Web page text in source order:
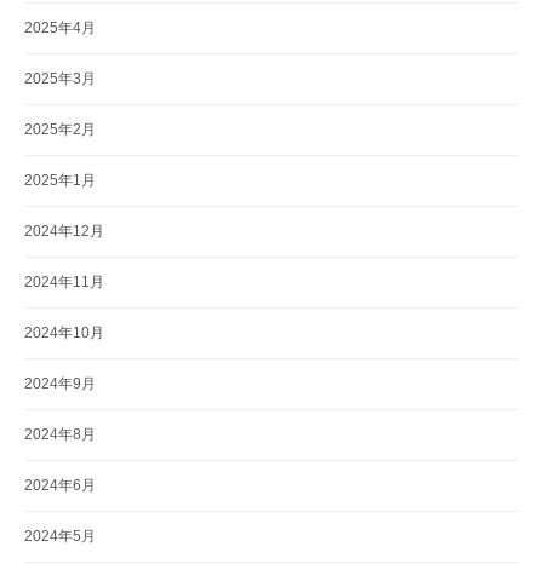
2025年4月
2025年3月
2025年2月
2025年1月
2024年12月
2024年11月
2024年10月
2024年9月
2024年8月
2024年6月
2024年5月